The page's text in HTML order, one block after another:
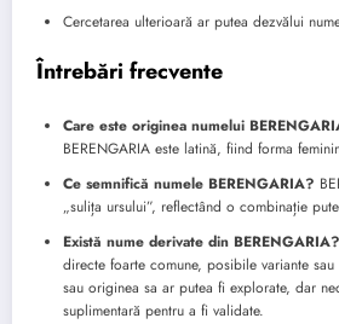
Cercetarea ulterioară ar putea dezvălui
Întrebări frecvente
Care este originea numelui
BERENGARIA este latină, fiind forma
Ce semnifică numele BERENGARIA?
„sulița ursului”, reflectând o combinație
Există nume derivate din BERENGARIA?
directe foarte comune, posibile variante
sau originea sa ar putea fi explorate, dar
suplimentară pentru a fi validate.